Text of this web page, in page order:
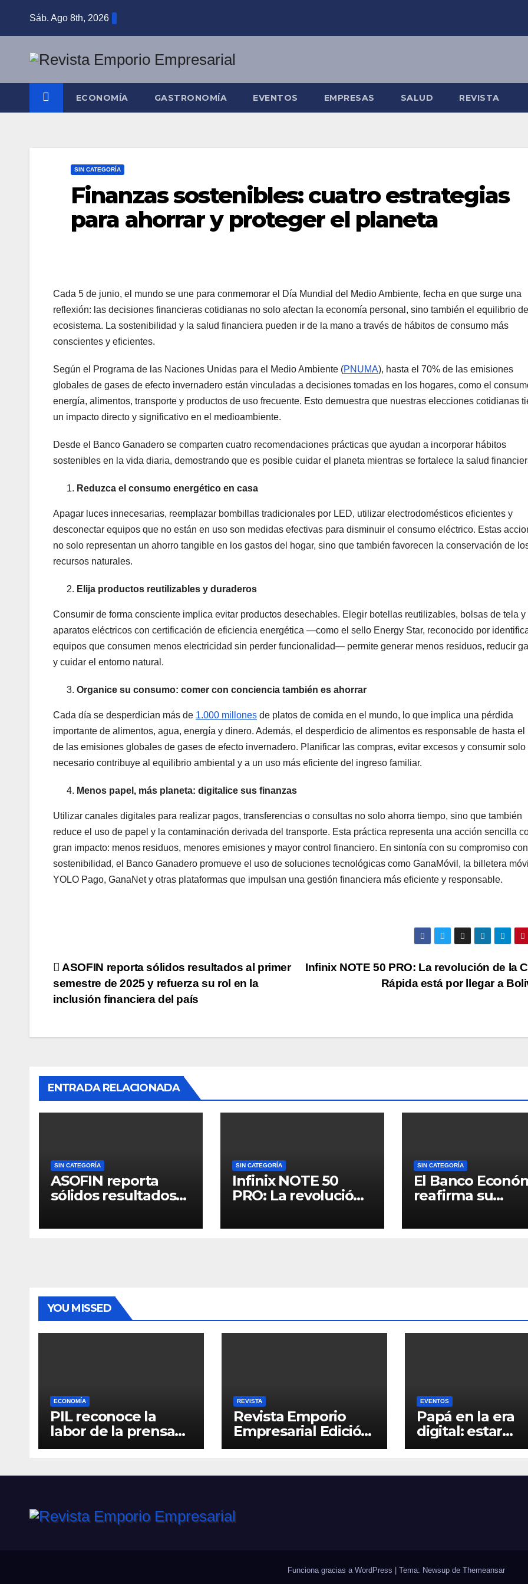
Sáb. Ago 8th, 2026
ECONOMÍA GASTRONOMÍA EVENTOS EMPRESAS SALUD REVISTA
SIN CATEGORÍA
Finanzas sostenibles: cuatro estrategias
para ahorrar y proteger el planeta
Cada 5 de junio, el mundo se une para conmemorar el Día Mundial del Medio Ambiente, fecha en que surge una
reflexión: las decisiones financieras cotidianas no solo afectan la economía personal, sino también el equilibrio del
ecosistema. La sostenibilidad y la salud financiera pueden ir de la mano a través de hábitos de consumo más
conscientes y eficientes.
Según el Programa de las Naciones Unidas para el Medio Ambiente (PNUMA), hasta el 70% de las emisiones
globales de gases de efecto invernadero están vinculadas a decisiones tomadas en los hogares, como el
energía, alimentos, transporte y productos de uso frecuente. Esto demuestra que nuestras elecciones cotidianas
un impacto directo y significativo en el medioambiente.
Desde el Banco Ganadero se comparten cuatro recomendaciones prácticas que ayudan a incorporar hábitos
sostenibles en la vida diaria, demostrando que es posible cuidar el planeta mientras se fortalece la salud
Reduzca el consumo energético en casa
Apagar luces innecesarias, reemplazar bombillas tradicionales por LED, utilizar electrodomésticos eficientes y
desconectar equipos que no están en uso son medidas efectivas para disminuir el consumo eléctrico. Estas
no solo representan un ahorro tangible en los gastos del hogar, sino que también favorecen la conservación de
recursos naturales.
Elija productos reutilizables y duraderos
Consumir de forma consciente implica evitar productos desechables. Elegir botellas reutilizables, bolsas de tela y
aparatos eléctricos con certificación de eficiencia energética —como el sello Energy Star, reconocido por
equipos que consumen menos electricidad sin perder funcionalidad— permite generar menos residuos, reducir
y cuidar el entorno natural.
Organice su consumo: comer con conciencia también es ahorrar
Cada día se desperdician más de 1.000 millones de platos de comida en el mundo, lo que implica una pérdida
importante de alimentos, agua, energía y dinero. Además, el desperdicio de alimentos es responsable de hasta el
de las emisiones globales de gases de efecto invernadero. Planificar las compras, evitar excesos y consumir solo
necesario contribuye al equilibrio ambiental y a un uso más eficiente del ingreso familiar.
Menos papel, más planeta: digitalice sus finanzas
Utilizar canales digitales para realizar pagos, transferencias o consultas no solo ahorra tiempo, sino que también
reduce el uso de papel y la contaminación derivada del transporte. Esta práctica representa una acción sencilla
gran impacto: menos residuos, menores emisiones y mayor control financiero. En sintonía con su compromiso
sostenibilidad, el Banco Ganadero promueve el uso de soluciones tecnológicas como GanaMóvil, la billetera móvil
YOLO Pago, GanaNet y otras plataformas que impulsan una gestión financiera más eficiente y responsable.
Navegación
de
Infinix NOTE 50 PRO: La revolución de la
Rápida está por llegar a
ASOFIN reporta sólidos resultados al primer
semestre de 2025 y refuerza su rol en la
inclusión financiera del país
ENTRADA RELACIONADA
SIN CATEGORÍA
ASOFIN reporta
sólidos resultados
de 2025 y refuerza
SIN CATEGORÍA
Infinix NOTE 50
PRO: La revolución
está por llegar a
SIN CATEGORÍA
El Banco
reafirma su
“Mejor Lugar
YOU MISSED
ECONOMÍA
PIL reconoce la
labor de la prensa
con el “Relatos que
REVISTA
Revista Emporio
Empresarial Edición
6
EVENTOS
Papá en la era
digital: estar
presente,
Funciona gracias a WordPress Tema: Newsup de Themeansar